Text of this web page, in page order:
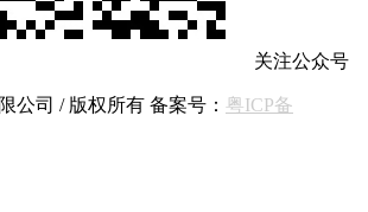
关注公众号
公司 / 版权所有 备案号： 粤ICP备